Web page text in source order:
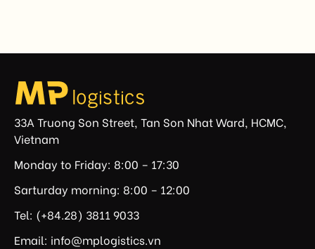
regulatory development that may […]
33A Truong Son Street, Tan Son Nhat Ward, HCMC,
Vietnam
Monday to Friday: 8:00 – 17:30
Sarturday morning: 8:00 – 12:00
Tel: (+84.28) 3811 9033
Email: info@mplogistics.vn